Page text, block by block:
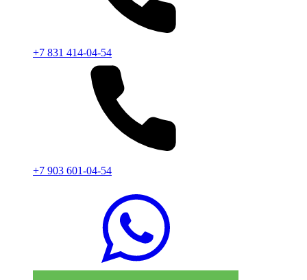
+7 831 414-04-54
+7 903 601-04-54